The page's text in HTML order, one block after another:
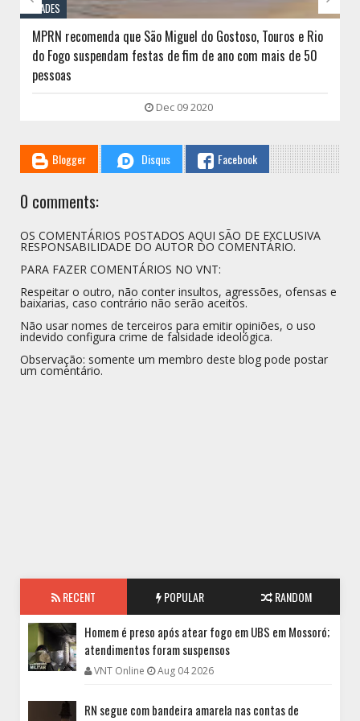
CIDADES
MPRN recomenda que São Miguel do Gostoso, Touros e Rio
do Fogo suspendam festas de fim de ano com mais de 50
pessoas
Dec 09 2020
Blogger Disqus Facebook
0 comments:
OS COMENTÁRIOS POSTADOS AQUI SÃO DE EXCLUSIVA
RESPONSABILIDADE DO AUTOR DO COMENTÁRIO.
PARA FAZER COMENTÁRIOS NO VNT:
Respeitar o outro, não conter insultos, agressões, ofensas e
baixarias, caso contrário não serão aceitos.
Não usar nomes de terceiros para emitir opiniões, o uso
indevido configura crime de falsidade ideológica.
Observação: somente um membro deste blog pode postar
um comentário.
RECENT POPULAR RANDOM
Homem é preso após atear fogo em UBS em Mossoró;
atendimentos foram suspensos
VNT Online Aug 04 2026
RN segue com bandeira amarela nas contas de